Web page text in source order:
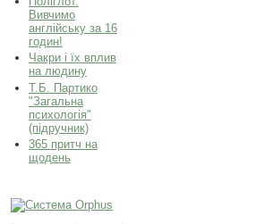
Вивчимо
англійську за 16
годин!
Чакри і їх вплив
на людину
Т.Б. Партико
"Загальна
психологія"
(підручник)
365 притч на
щодень